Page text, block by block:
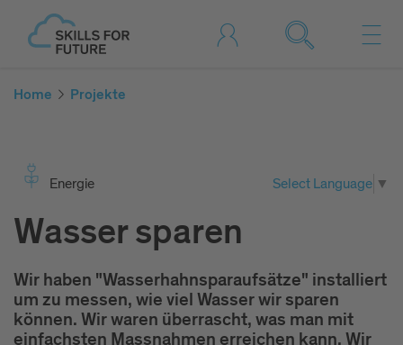
Home Projekte
Ener­gie Select Language ▼
Wasser sparen
Wir haben "Wasserhahnsparaufsätze" installiert
um zu messen, wie viel Wasser wir sparen
können. Wir waren überrascht, was man mit
einfachsten Massnahmen erreichen kann. Wir